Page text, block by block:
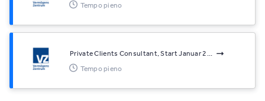
Tempo pieno
Private Clients Consultant, Start Januar 2...
Tempo pieno